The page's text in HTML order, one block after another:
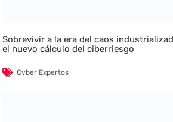
Sobrevivir a la era del caos
el nuevo cálculo del ciberriesgo
Cyber Expertos